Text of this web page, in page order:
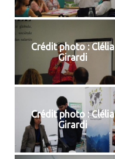
Crédit photo : Clélia
Girardi
Crédit photo : Clélia
Girardi